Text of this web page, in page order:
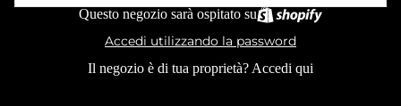
Questo negozio sarà ospitato su
Accedi utilizzando la password
Il negozio è di tua proprietà? Accedi qui